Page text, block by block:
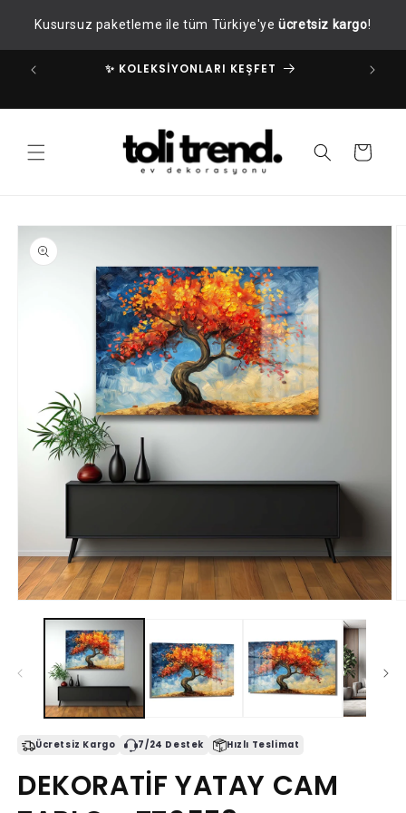
Kusursuz paketleme ile tüm Türkiye'yeücretsiz kargo!
atla
✨ KOLEKSİYONLARI KEŞFET
Sepet
Ürün
bilgisine
atla
Ücretsiz Kargo 7/24 Destek Hızlı Teslimat
DEKORATİF YATAY CAM